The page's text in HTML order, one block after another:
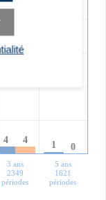
4 1
4
0
3 ans
2349
périodes
5 ans
1621
périodes